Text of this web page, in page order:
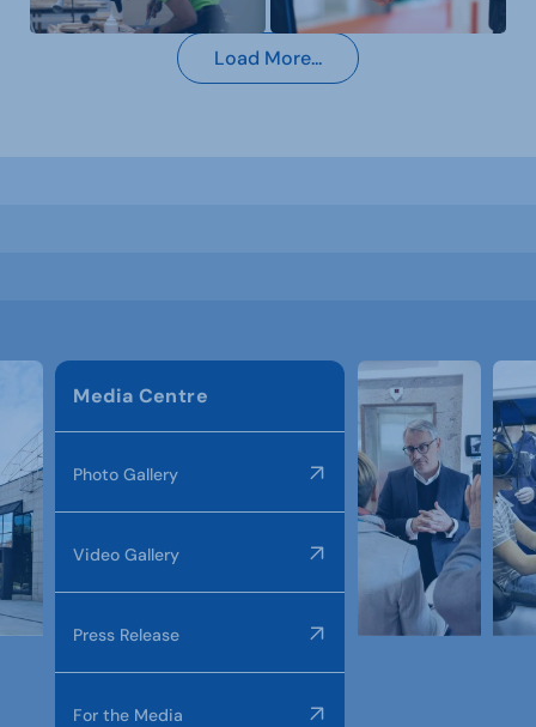
Load More...
Media Centre
Photo Gallery
Video Gallery
Press Release
For the Media